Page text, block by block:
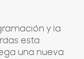
y la
esta
una nueva